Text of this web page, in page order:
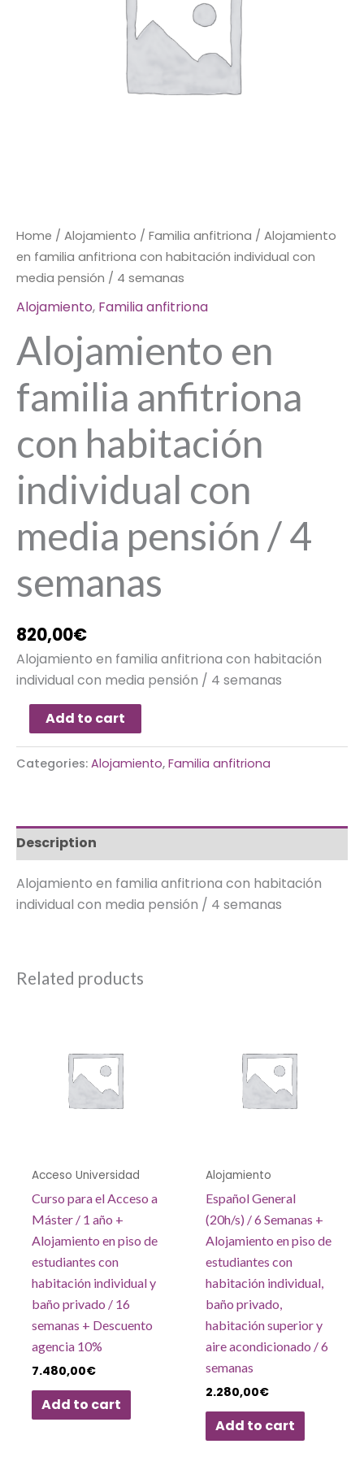
Home / Alojamiento / Familia anfitriona / Alojamiento
en familia anfitriona con habitación individual con
media pensión / 4 semanas
Alojamiento, Familia anfitriona
Alojamiento en
familia anfitriona
con habitación
individual con
media pensión / 4
semanas
820,00€
Alojamiento en familia anfitriona con habitación
individual con media pensión / 4 semanas
Add to cart
Categories: Alojamiento, Familia anfitriona
Description
Alojamiento en familia anfitriona con habitación
individual con media pensión / 4 semanas
Related products
Acceso Universidad
Curso para el Acceso a
Máster / 1 año +
Alojamiento en piso de
estudiantes con
habitación individual y
baño privado / 16
semanas + Descuento
agencia 10%
7.480,00€
Add to cart
Alojamiento
Español General
(20h/s) / 6 Semanas +
Alojamiento en piso de
estudiantes con
habitación individual,
baño privado,
habitación superior y
aire acondicionado / 6
semanas
2.280,00€
Add to cart